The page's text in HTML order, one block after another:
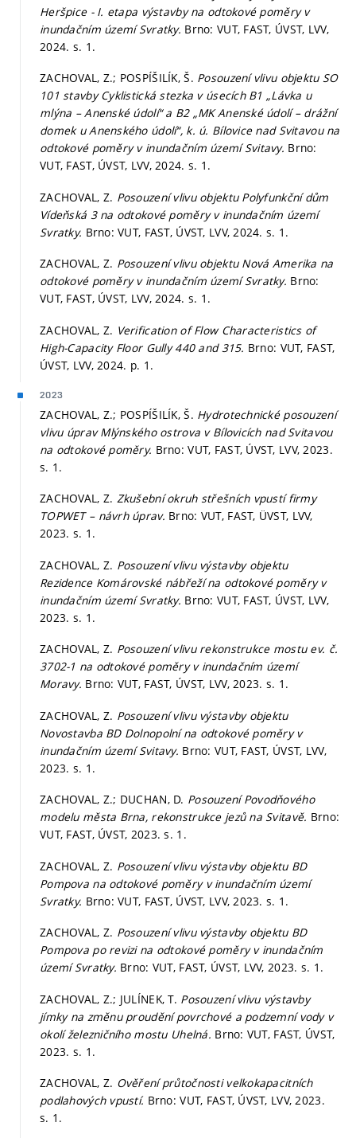
Heršpice - I. etapa výstavby na odtokové poměry v
inundačním území Svratky. Brno: VUT, FAST, ÚVST, LVV,
2024. s. 1.
ZACHOVAL, Z.; POSPÍŠILÍK, Š. Posouzení vlivu objektu SO
101 stavby Cyklistická stezka v úsecích B1 „Lávka u
mlýna – Anenské údolí“ a B2 „MK Anenské údolí – drážní
domek u Anenského údolí“, k. ú. Bílovice nad Svitavou na
odtokové poměry v inundačním území Svitavy. Brno:
VUT, FAST, ÚVST, LVV, 2024. s. 1.
ZACHOVAL, Z. Posouzení vlivu objektu Polyfunkční dům
Vídeňská 3 na odtokové poměry v inundačním území
Svratky. Brno: VUT, FAST, ÚVST, LVV, 2024.s. 1.
ZACHOVAL, Z. Posouzení vlivu objektu Nová Amerika na
odtokové poměry v inundačním území Svratky. Brno:
VUT, FAST, ÚVST, LVV, 2024. s. 1.
ZACHOVAL, Z. Verification of Flow Characteristics of
High-Capacity Floor Gully 440 and 315. Brno: VUT, FAST,
ÚVST, LVV, 2024. p. 1.
2023
ZACHOVAL, Z.; POSPÍŠILÍK, Š. Hydrotechnické posouzení
vlivu úprav Mlýnského ostrova v Bílovicích nad Svitavou
na odtokové poměry. Brno: VUT, FAST, ÚVST, LVV, 2023.
s. 1.
ZACHOVAL, Z. Zkušební okruh střešních vpustí firmy
TOPWET – návrh úprav. Brno: VUT, FAST, ÜVST, LVV,
2023. s. 1.
ZACHOVAL, Z. Posouzení vlivu výstavby objektu
Rezidence Komárovské nábřeží na odtokové poměry v
inundačním území Svratky. Brno: VUT, FAST, ÚVST, LVV,
2023. s. 1.
ZACHOVAL, Z. Posouzení vlivu rekonstrukce mostu ev. č.
3702-1 na odtokové poměry v inundačním území
Moravy. Brno: VUT, FAST, ÚVST, LVV, 2023. s. 1.
ZACHOVAL, Z. Posouzení vlivu výstavby objektu
Novostavba BD Dolnopolní na odtokové poměry v
inundačním území Svitavy. Brno: VUT, FAST, ÚVST, LVV,
2023. s. 1.
ZACHOVAL, Z.; DUCHAN, D. Posouzení Povodňového
modelu města Brna, rekonstrukce jezů na Svitavě. Brno:
VUT, FAST, ÚVST, 2023.s. 1.
ZACHOVAL, Z. Posouzení vlivu výstavby objektu BD
Pompova na odtokové poměry v inundačním území
Svratky. Brno: VUT, FAST, ÚVST, LVV, 2023.s. 1.
ZACHOVAL, Z. Posouzení vlivu výstavby objektu BD
Pompova po revizi na odtokové poměry v inundačním
území Svratky. Brno: VUT, FAST, ÚVST, LVV, 2023. s. 1.
ZACHOVAL, Z.; JULÍNEK, T. Posouzení vlivu výstavby
jímky na změnu proudění povrchové a podzemní vody v
okolí železničního mostu Uhelná. Brno: VUT, FAST, ÚVST,
2023. s. 1.
ZACHOVAL, Z. Ověření průtočnosti velkokapacitních
podlahových vpustí. Brno: VUT, FAST, ÚVST, LVV, 2023.
s. 1.